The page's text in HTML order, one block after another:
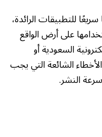
للتطبيقات الرائدة،
على أرض الواقع
السعودية أو
الشائعة التي يجب
النشر.